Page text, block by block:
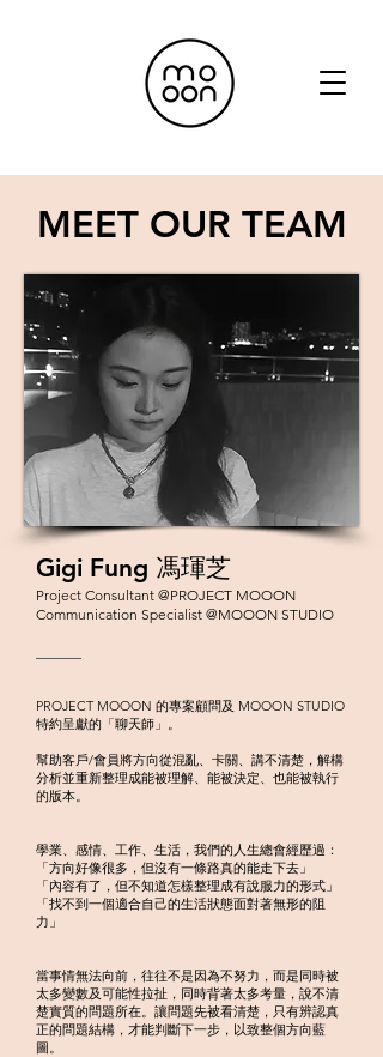
MEET OUR TEAM
Gigi Fung 馮琿芝
Project Consultant @PROJECT MOOON
Communication Specialist @MOOON STUDIO
PROJECT MOOON 的專案顧問及 MOOON STUDIO
特約呈獻的「聊天師」。
幫助客戶/會員將方向從混亂、卡關、講不清楚，解構
分析並重新整理成能被理解、能被決定、也能被執行
的版本。
學業、感情、工作、生活，我們的人生總會經歷過：
「方向好像很多，但沒有一條路真的能走下去」
「內容有了，但不知道怎樣整理成有說服力的形式」
「找不到一個適合自己的生活狀態面對著無形的阻
力」
當事情無法向前，往往不是因為不努力，而是同時被
太多變數及可能性拉扯，同時背著太多考量，說不清
楚實質的問題所在。讓問題先被看清楚，只有辨認真
正的問題結構，才能判斷下一步，以致整個方向藍
圖。